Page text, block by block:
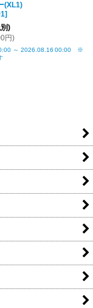
(XL1)
]
)
円)
～ 2026.08.16 00:00 ※